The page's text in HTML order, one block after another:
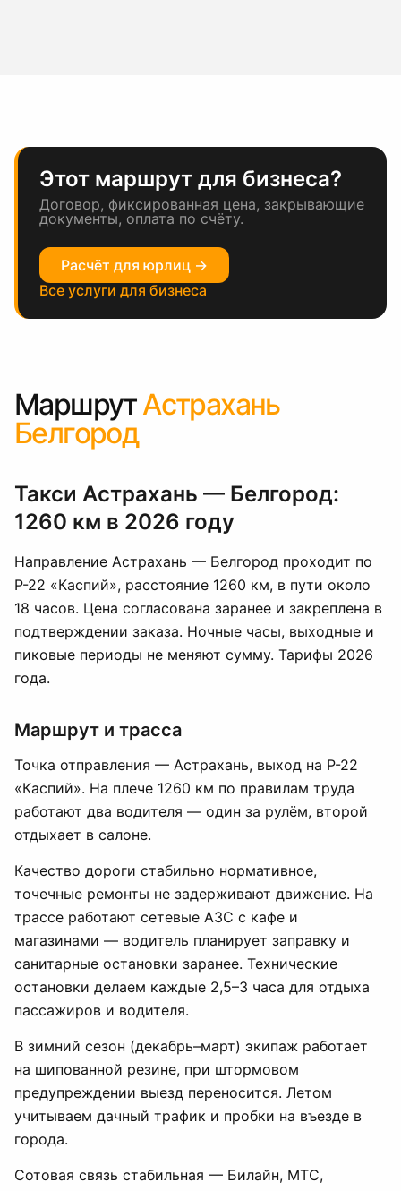
Этот маршрут для бизнеса?
Договор, фиксированная цена, закрывающие
документы, оплата по счёту.
Расчёт для юрлиц →
Все услуги для бизнеса
МаршрутАстрахань
Белгород
Такси Астрахань — Белгород:
1260 км в 2026 году
Направление Астрахань — Белгород проходит по
Р-22 «Каспий», расстояние 1260 км, в пути около
18 часов. Цена согласована заранее и закреплена в
подтверждении заказа. Ночные часы, выходные и
пиковые периоды не меняют сумму. Тарифы 2026
года.
Маршрут и трасса
Точка отправления — Астрахань, выход на Р-22
«Каспий». На плече 1260 км по правилам труда
работают два водителя — один за рулём, второй
отдыхает в салоне.
Качество дороги стабильно нормативное,
точечные ремонты не задерживают движение. На
трассе работают сетевые АЗС с кафе и
магазинами — водитель планирует заправку и
санитарные остановки заранее. Технические
остановки делаем каждые 2,5–3 часа для отдыха
пассажиров и водителя.
В зимний сезон (декабрь–март) экипаж работает
на шипованной резине, при штормовом
предупреждении выезд переносится. Летом
учитываем дачный трафик и пробки на въезде в
города.
Сотовая связь стабильная — Билайн, МТС,